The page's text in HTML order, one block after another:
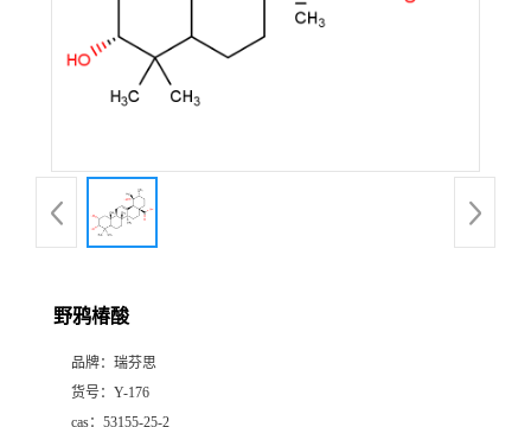
产
野鸦椿酸
品牌： 瑞芬思
货号： Y-176
cas： 53155-25-2